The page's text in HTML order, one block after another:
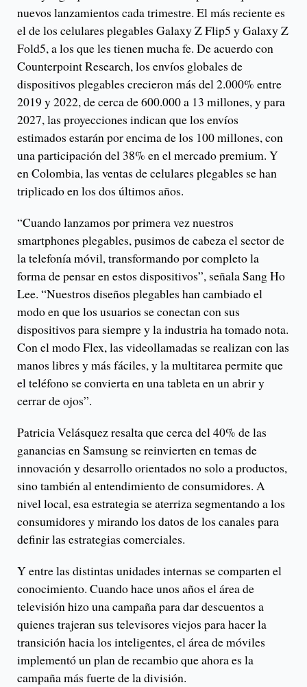
nuevos lanzamientos cada trimestre. El más reciente es
el de los celulares plegables Galaxy Z Flip5 y Galaxy Z
Fold5, a los que les tienen mucha fe. De acuerdo con
Counterpoint Research, los envíos globales de
dispositivos plegables crecieron más del 2.000% entre
2019 y 2022, de cerca de 600.000 a 13 millones, y para
2027, las proyecciones indican que los envíos
estimados estarán por encima de los 100 millones, con
una participación del 38% en el mercado premium. Y
en Colombia, las ventas de celulares plegables se han
triplicado en los dos últimos años.
“Cuando lanzamos por primera vez nuestros
smartphones plegables, pusimos de cabeza el sector de
la telefonía móvil, transformando por completo la
forma de pensar en estos dispositivos”, señala Sang Ho
Lee. “Nuestros diseños plegables han cambiado el
modo en que los usuarios se conectan con sus
dispositivos para siempre y la industria ha tomado nota.
Con el modo Flex, las videollamadas se realizan con las
manos libres y más fáciles, y la multitarea permite que
el teléfono se convierta en una tableta en un abrir y
cerrar de ojos”.
Patricia Velásquez resalta que cerca del 40% de las
ganancias en Samsung se reinvierten en temas de
innovación y desarrollo orientados no solo a productos,
sino también al entendimiento de consumidores. A
nivel local, esa estrategia se aterriza segmentando a los
consumidores y mirando los datos de los canales para
definir las estrategias comerciales.
Y entre las distintas unidades internas se comparten el
conocimiento. Cuando hace unos años el área de
televisión hizo una campaña para dar descuentos a
quienes trajeran sus televisores viejos para hacer la
transición hacia los inteligentes, el área de móviles
implementó un plan de recambio que ahora es la
campaña más fuerte de la división.